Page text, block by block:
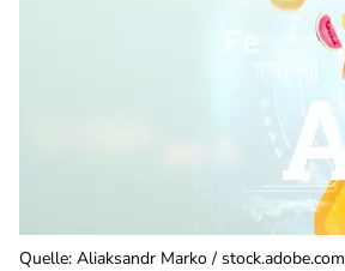
Quelle: Aliaksandr Marko / stock.adobe.com